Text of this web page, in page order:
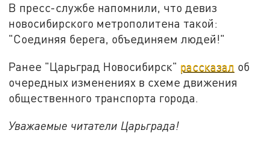
В пресс-службе напомнили, что девиз
новосибирского метрополитена такой:
"Соединяя берега, объединяем людей!"
Ранее "Царьград Новосибирск" рассказал об
очередных изменениях в схеме движения
общественного транспорта города.
Уважаемые читатели Царьграда!